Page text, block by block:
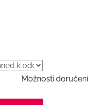
Možnosti doručení